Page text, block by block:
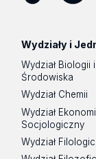
Wydziały i
Wydział Biologii
Środowiska
Wydział Chemii
Wydział
Socjologiczny
Wydział